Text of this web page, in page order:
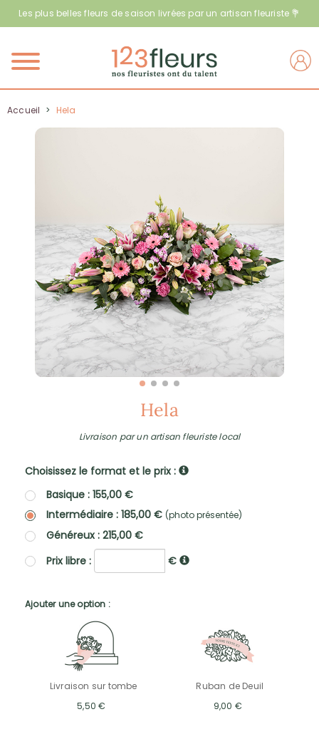
Les plus belles fleurs de saison livrées par un artisan fleuriste 💐
Menu
Accueil > Hela
Hela
Livraison par un artisan fleuriste local
Choisissez le format et le prix :
Basique : 155,00 €
Intermédiaire : 185,00 € (photo présentée)
Généreux : 215,00 €
Prix libre :
€
Ajouter une option :
Livraison sur tombe
5,50 €
Ruban de Deuil
9,00 €